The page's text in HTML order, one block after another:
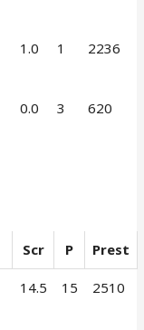
1.0 1 2236
0.0 3 620
Scr P Prest
14.5 15 2510